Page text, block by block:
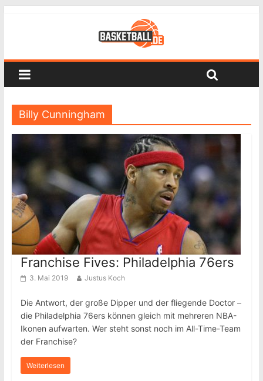
Billy Cunningham
Franchise Fives: Philadelphia 76ers
3. Mai 2019 Justus Koch
Die Antwort, der große Dipper und der fliegende Doctor –
die Philadelphia 76ers können gleich mit mehreren NBA-
Ikonen aufwarten. Wer steht sonst noch im All-Time-Team
der Franchise?
Weiterlesen